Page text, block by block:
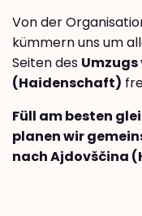
Von der
kümmern uns um
Seiten des
(Haidenschaft)
Füll am besten
planen wir
nach Ajdovščina